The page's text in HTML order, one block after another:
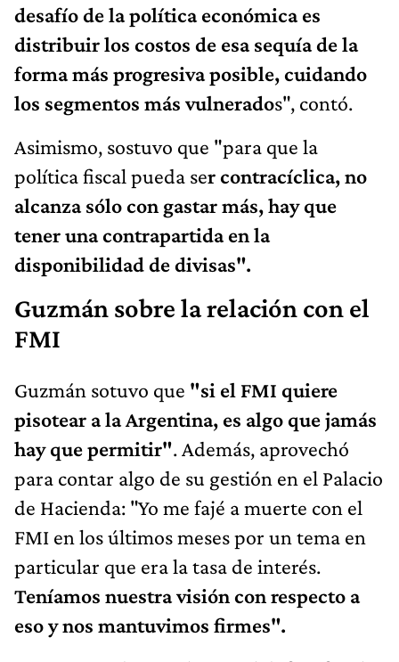
desafío de la política económica es
distribuir los costos de esa sequía de la
forma más progresiva posible, cuidando
los segmentos más vulnerados", contó.
Asimismo, sostuvo que "para que la
política fiscal pueda ser contracíclica, no
alcanza sólo con gastar más, hay que
tener una contrapartida en la
disponibilidad de divisas".
Guzmán sobre la relación con el
FMI
Guzmán sotuvo que "si el FMI quiere
pisotear a la Argentina, es algo que jamás
hay que permitir". Además, aprovechó
para contar algo de su gestión en el Palacio
de Hacienda: "Yo me fajé a muerte con el
FMI en los últimos meses por un tema en
particular que era la tasa de interés.
Teníamos nuestra visión con respecto a
eso y nos mantuvimos firmes".